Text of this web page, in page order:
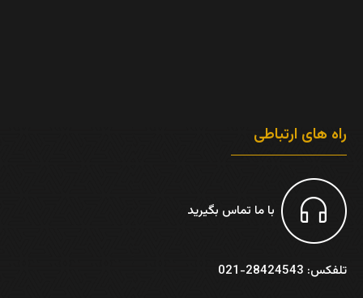
راه های ارتباطی
با ما تماس بگیرید
تلفکس: 28424543-021